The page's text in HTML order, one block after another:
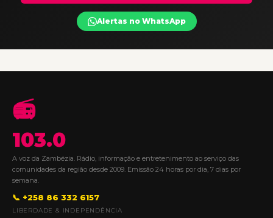
Alertas no WhatsApp
📻
103.0
A voz da Zambézia. Rádio, informação e entretenimento ao serviço das
comunidades da região desde 2009. Emissão 24 horas por dia, 7 dias por
semana.
📞 +258 86 332 6157
LIBERDADE & INDEPENDÊNCIA